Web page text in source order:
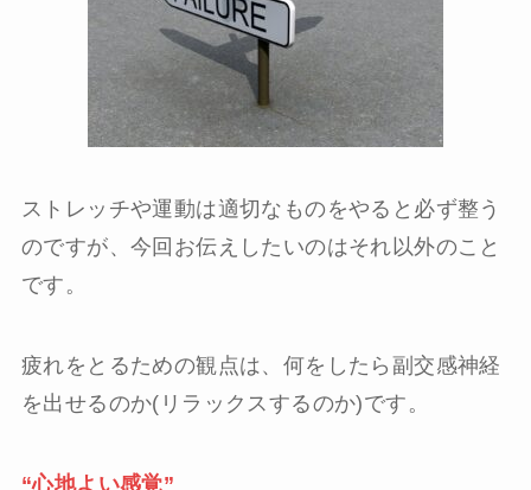
ストレッチや運動は適切なものをやると必ず整う
のですが、今回お伝えしたいのはそれ以外のこと
です。
疲れをとるための観点は、何をしたら副交感神経
を出せるのか(リラックスするのか)です。
“心地よい感覚”